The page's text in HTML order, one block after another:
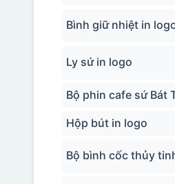
Bình giữ nhiệt in
Ly sứ in logo
Bộ phin cafe sứ Bát
Hộp bút in logo
Bộ bình cốc thủy